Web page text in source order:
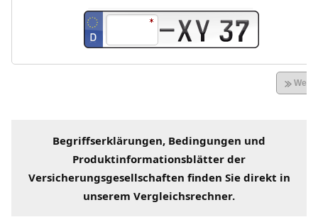
Begriffserklärungen, Bedingungen und
Produktinformationsblätter der
Versicherungsgesellschaften finden Sie direkt in
unserem Vergleichsrechner.